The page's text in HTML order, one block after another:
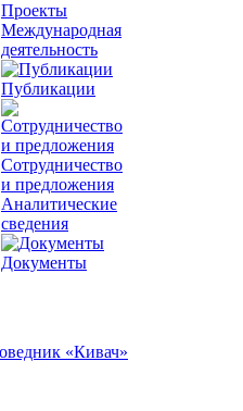
Проекты
Международная
деятельность
Публикации
Сотрудничество
и предложения
Аналитические
сведения
Документы